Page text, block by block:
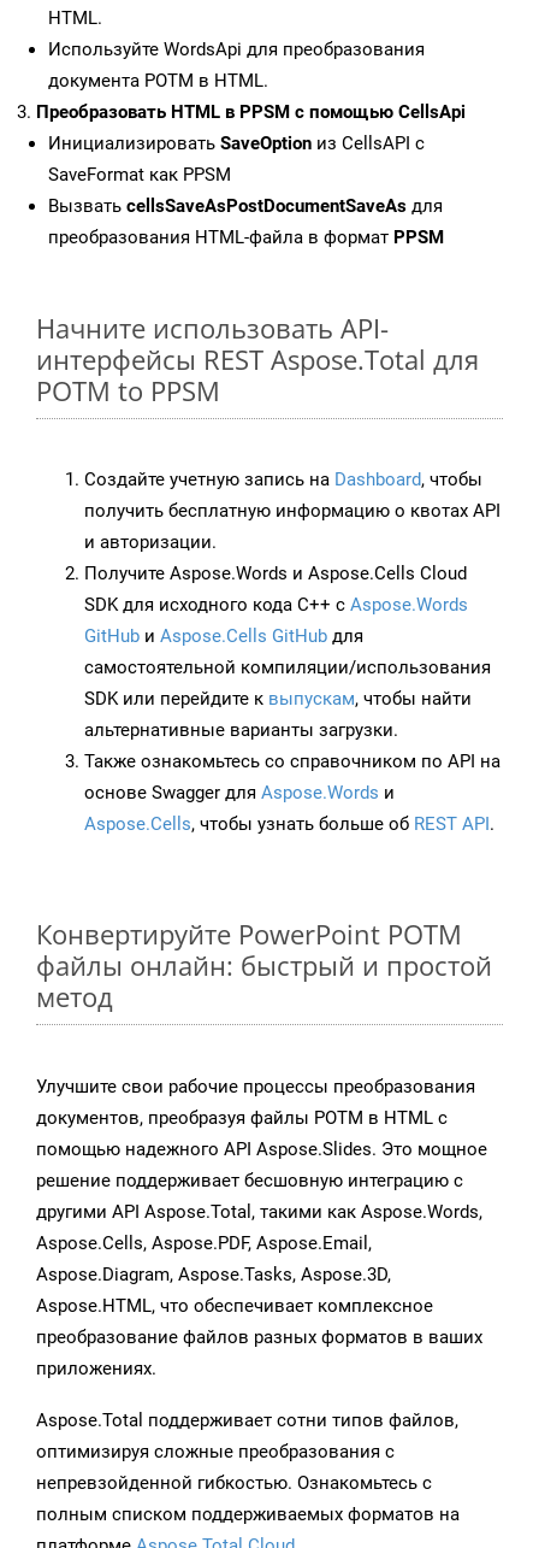
HTML.
Используйте WordsApi для преобразования
документа POTM в HTML.
Преобразовать HTML в PPSM с помощью CellsApi
Инициализировать SaveOption из CellsAPI с
SaveFormat как PPSM
Вызвать cellsSaveAsPostDocumentSaveAs для
преобразования HTML-файла в формат PPSM
Начните использовать API-
интерфейсы REST Aspose.Total для
POTM to PPSM
Создайте учетную запись на Dashboard, чтобы
получить бесплатную информацию о квотах API
и авторизации.
Получите Aspose.Words и Aspose.Cells Cloud
SDK для исходного кода C++ с Aspose.Words
GitHub и Aspose.Cells GitHub для
самостоятельной компиляции/использования
SDK или перейдите к выпускам, чтобы найти
альтернативные варианты загрузки.
Также ознакомьтесь со справочником по API на
основе Swagger для Aspose.Words и
Aspose.Cells, чтобы узнать больше об REST API.
Конвертируйте PowerPoint POTM
файлы онлайн: быстрый и простой
метод
Улучшите свои рабочие процессы преобразования
документов, преобразуя файлы POTM в HTML с
помощью надежного API Aspose.Slides. Это мощное
решение поддерживает бесшовную интеграцию с
другими API Aspose.Total, такими как Aspose.Words,
Aspose.Cells, Aspose.PDF, Aspose.Email,
Aspose.Diagram, Aspose.Tasks, Aspose.3D,
Aspose.HTML, что обеспечивает комплексное
преобразование файлов разных форматов в ваших
приложениях.
Aspose.Total поддерживает сотни типов файлов,
оптимизируя сложные преобразования с
непревзойденной гибкостью. Ознакомьтесь с
полным списком поддерживаемых форматов на